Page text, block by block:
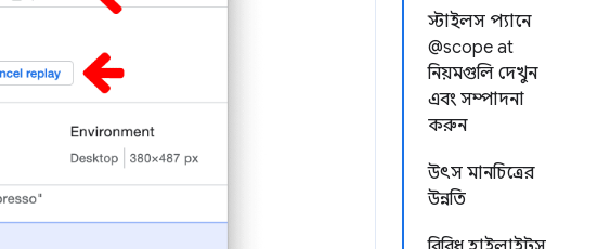
স্টাইলস প্যানে
@scope at
নিয়মগুলি দেখুন
এবং সম্পাদনা
করুন
উৎস মানচিত্রের
উন্নতি